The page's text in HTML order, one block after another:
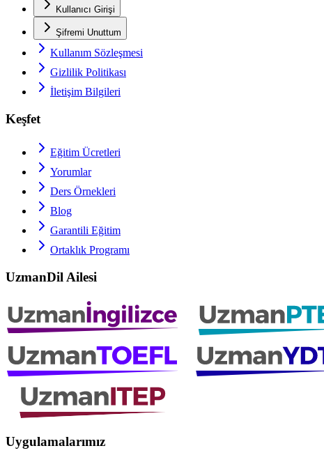
Kullanıcı Girişi
Şifremi Unuttum
Kullanım Sözleşmesi
Gizlilik Politikası
İletişim Bilgileri
Keşfet
Eğitim Ücretleri
Yorumlar
Ders Örnekleri
Blog
Garantili Eğitim
Ortaklık Programı
UzmanDil Ailesi
Uygulamalarımız